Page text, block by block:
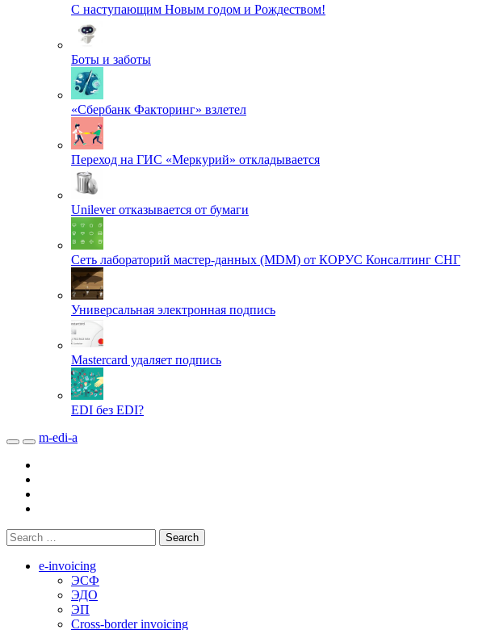
С наступающим Новым годом и Рождеством!
Боты и заботы
«Сбербанк Факторинг» взлетел
Переход на ГИС «Меркурий» откладывается
Unilever отказывается от бумаги
Сеть лабораторий мастер-данных (MDM) от КОРУС Консалтинг СНГ
Универсальная электронная подпись
Mastercard удаляет подпись
EDI без EDI?
m-edi-a
e-invoicing
ЭСФ
ЭДО
ЭП
Cross-border invoicing